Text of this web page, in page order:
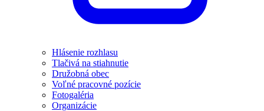
Hlásenie rozhlasu
Tlačivá na stiahnutie
Družobná obec
Voľné pracovné pozície
Fotogaléria
Organizácie